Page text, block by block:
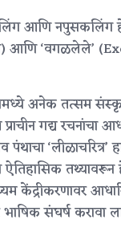
आणि
आणि
अनेक तत्सम
गद्य रचनांचा
‘लीळाचरित्र’
केंद्रीकरणावर
भाषिक संघर्ष करावा